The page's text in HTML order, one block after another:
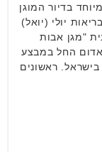
בדיור המוגן
יולי (יואל)
"מגן אבות
אדום החל במבצע
בישראל. ראשונים